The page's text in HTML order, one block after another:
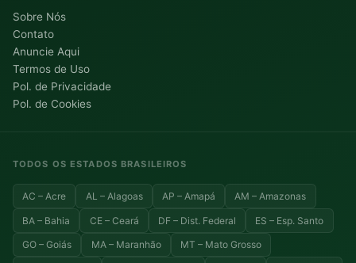
Sobre Nós
Contato
Anuncie Aqui
Termos de Uso
Pol. de Privacidade
Pol. de Cookies
TODOS OS ESTADOS BRASILEIROS
AC – Acre AL – Alagoas AP – Amapá AM – Amazonas
BA – Bahia CE – Ceará DF – Dist. Federal ES – Esp. Santo
GO – Goiás MA – Maranhão MT – Mato Grosso